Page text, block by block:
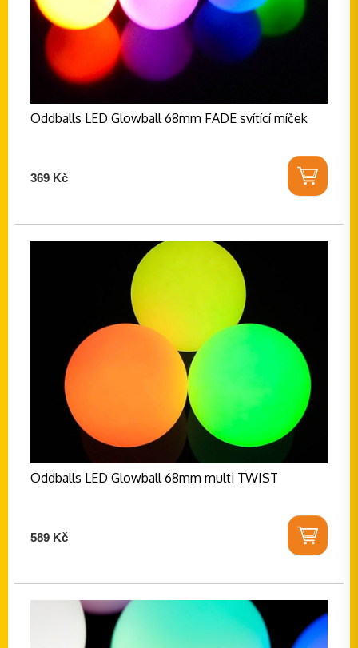
Oddballs LED Glowball 68mm FADE svítící míček
369 Kč
Oddballs LED Glowball 68mm multi TWIST
589 Kč